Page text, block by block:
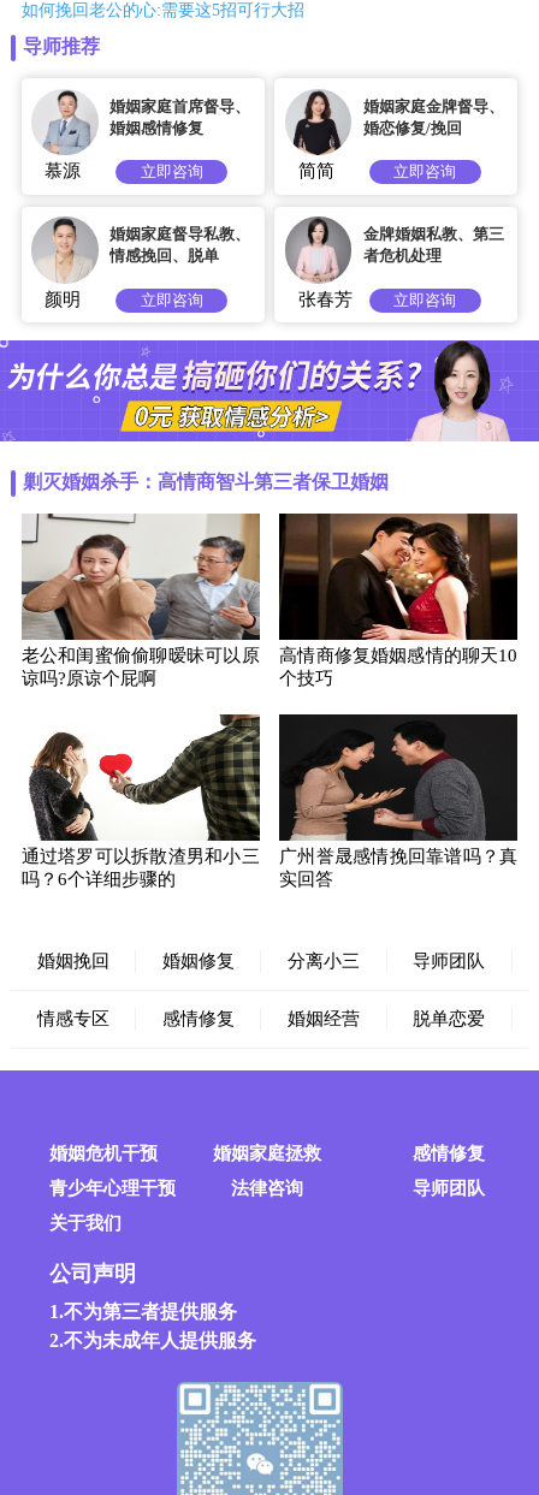
如何挽回老公的心:需要这5招可行大招
导师推荐
婚姻家庭首席督导、
婚姻感情修复
慕源 立即咨询
婚姻家庭金牌督导、
婚恋修复/挽回
简简 立即咨询
婚姻家庭督导私教、
情感挽回、脱单
颜明 立即咨询
金牌婚姻私教、第三
者危机处理
张春芳 立即咨询
剿灭婚姻杀手：高情商智斗第三者保卫婚姻
老公和闺蜜偷偷聊暧昧可以原
谅吗?原谅个屁啊
高情商修复婚姻感情的聊天10
个技巧
通过塔罗可以拆散渣男和小三
吗？6个详细步骤的
广州誉晟感情挽回靠谱吗？真
实回答
婚姻挽回 婚姻修复 分离小三 导师团队
情感专区 感情修复 婚姻经营 脱单恋爱
婚姻危机干预 婚姻家庭拯救
感情修复
青少年心理干预
法律咨询
导师团队
关于我们
公司声明
1.不为第三者提供服务
2.不为未成年人提供服务